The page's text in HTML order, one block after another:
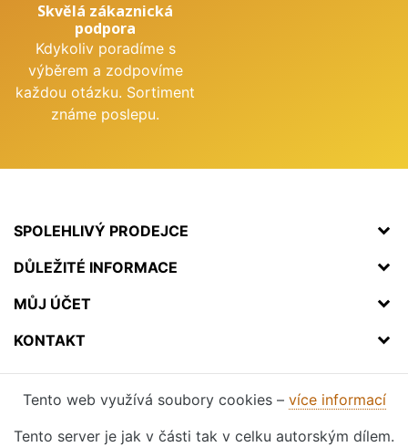
Skvělá zákaznická
podpora
Kdykoliv poradíme s
výběrem a zodpovíme
každou otázku. Sortiment
známe poslepu.
SPOLEHLIVÝ PRODEJCE
DŮLEŽITÉ INFORMACE
MŮJ ÚČET
KONTAKT
Tento web využívá soubory cookies – více informací
Tento server je jak v části tak v celku autorským dílem.